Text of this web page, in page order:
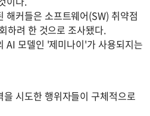
해커들은 소프트웨어(SW) 취약점
하려 한 것으로 조사됐다.
AI 모델인 '제미나이'가 사용되지는
시도한 행위자들이 구체적으로